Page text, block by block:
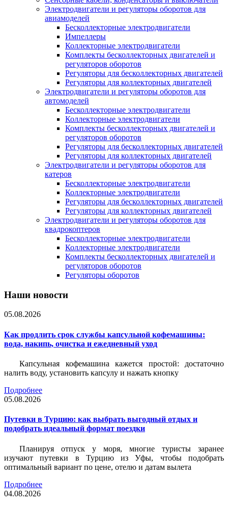
Электродвигатели и регуляторы оборотов для
авиамоделей
Бесколлекторные электродвигатели
Импеллеры
Коллекторные электродвигатели
Комплекты бесколлекторных двигателей и
регуляторов оборотов
Регуляторы для бесколлекторных двигателей
Регуляторы для коллекторных двигателей
Электродвигатели и регуляторы оборотов для
автомоделей
Бесколлекторные электродвигатели
Коллекторные электродвигатели
Комплекты бесколлекторных двигателей и
регуляторов оборотов
Регуляторы для бесколлекторных двигателей
Регуляторы для коллекторных двигателей
Электродвигатели и регуляторы оборотов для
катеров
Бесколлекторные электродвигатели
Коллекторные электродвигатели
Регуляторы для бесколлекторных двигателей
Регуляторы для коллекторных двигателей
Электродвигатели и регуляторы оборотов для
квадрокоптеров
Бесколлекторные электродвигатели
Коллекторные электродвигатели
Комплекты бесколлекторных двигателей и
регуляторов оборотов
Регуляторы оборотов
Наши новости
05.08.2026
Как продлить срок службы капсульной кофемашины:
вода, накипь, очистка и ежедневный уход
Капсульная кофемашина кажется простой: достаточно
налить воду, установить капсулу и нажать кнопку
Подробнее
05.08.2026
Путевки в Турцию: как выбрать выгодный отдых и
подобрать идеальный формат поездки
Планируя отпуск у моря, многие туристы заранее
изучают путевки в Турцию из Уфы, чтобы подобрать
оптимальный вариант по цене, отелю и датам вылета
Подробнее
04.08.2026